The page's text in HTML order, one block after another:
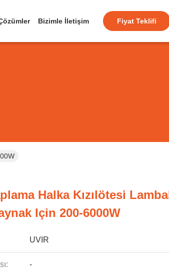
Bizimle İletişim Fiyat Teklifi
Halka Kızılötesi
Için 200-6000W
UVIR
-